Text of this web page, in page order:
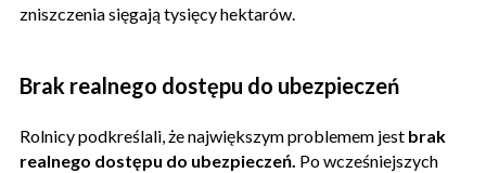
zniszczenia sięgają tysięcy hektarów.
Brak realnego dostępu do ubezpieczeń
Rolnicy podkreślali, że największym problemem jest brak
realnego dostępu do ubezpieczeń. Po wcześniejszych